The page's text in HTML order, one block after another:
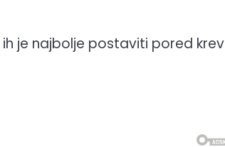
je najbolje postaviti pored